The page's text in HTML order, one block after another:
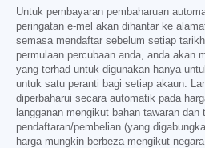
Untuk pembayaran pembaharuan
peringatan e-mel akan dihantar ke
semasa mendaftar sebelum setiap
permulaan percubaan anda, anda akan
yang terhad untuk digunakan hanya
untuk satu peranti bagi setiap akaun.
diperbaharui secara automatik pada
langganan mengikut bahan tawaran dan
pendaftaran/pembelian (yang
harga mungkin berbeza mengikut